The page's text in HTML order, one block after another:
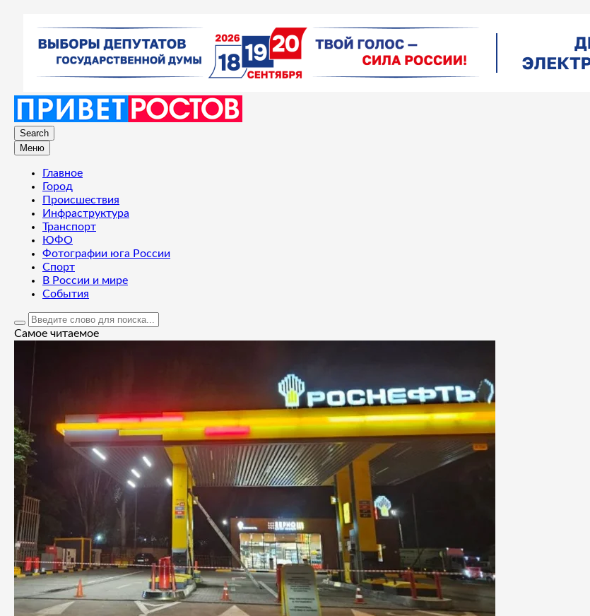
Search
Меню
Главное
Город
Происшествия
Инфраструктура
Транспорт
ЮФО
Фотографии юга России
Спорт
В России и мире
События
Самое читаемое